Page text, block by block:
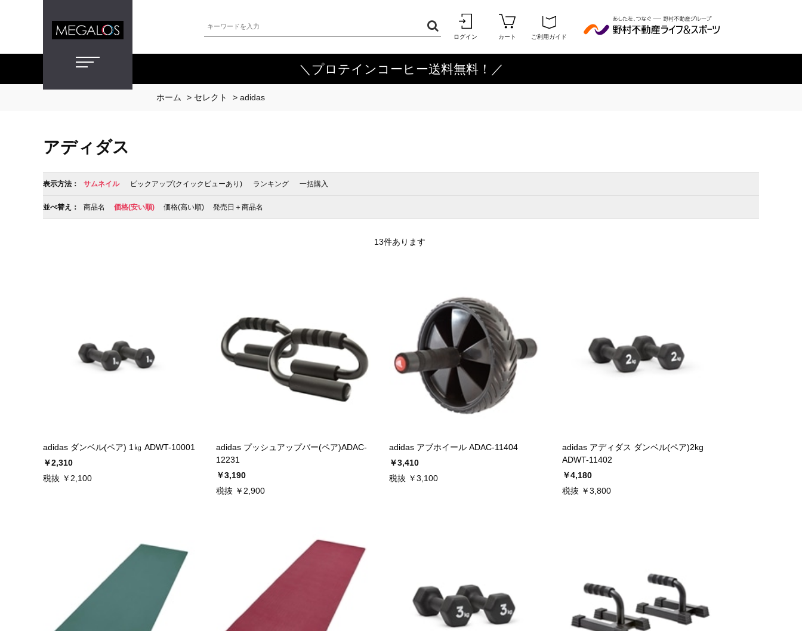
ログイン カート ご利用ガイド
＼プロテインコーヒー送料無料！／
ホーム > セレクト > adidas
アディダス
表示方法： サムネイル ピックアップ(クイックビューあり) ランキング 一括購入
並べ替え： 商品名 価格(安い順) 価格(高い順) 発売日＋商品名
13件あります
adidas ダンベル(ペア) 1㎏ ADWT-10001
￥2,310
税抜 ￥2,100
adidas プッシュアップバー(ペア)ADAC-
12231
￥3,190
税抜 ￥2,900
adidas アブホイール ADAC-11404
￥3,410
税抜 ￥3,100
adidas アディダス ダンベル(ペア)2kg
ADWT-11402
￥4,180
税抜 ￥3,800